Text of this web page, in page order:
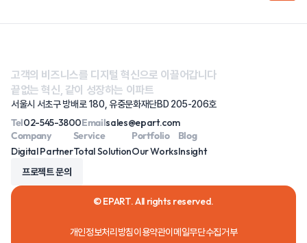
고객의 비즈니스를 디지털 혁신으로 이끌어갑니다
끝없는 혁신, 같이 성장하는 이파트
서울시 서초구 방배로 180, 유중문화재단BD 205-206호
Tel02-545-3800Emailsales@epart.com
Company
Digital Partner
Service
Total Solution
Portfolio
Our Works
Blog
Insight
프로젝트 문의
© EPART. All rights reserved.
개인정보처리방침이용약관이메일무단수집거부